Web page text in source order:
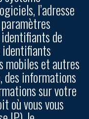
l’adresse
de
identifiants
mobiles et autres
des informations
sur votre
où vous vous